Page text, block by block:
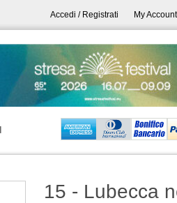
Accedi / Registrati My Account
15 - Lubecca